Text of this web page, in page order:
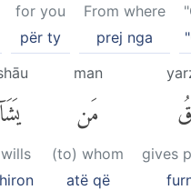
From where
prej nga
for you
për ty
gives
man
مَن
(to) whom
atë që